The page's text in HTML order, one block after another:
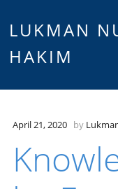
LUKMAN
HAKIM
April 21, 2020 by